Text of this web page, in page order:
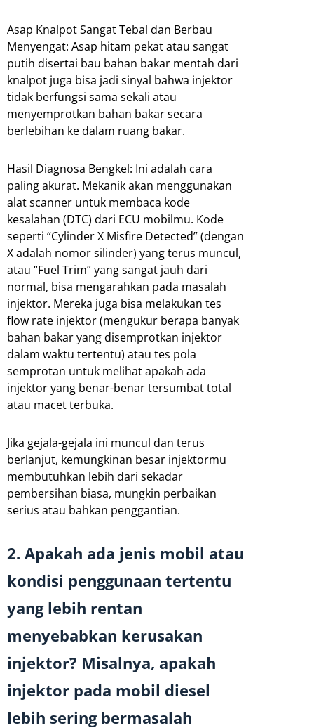
Asap Knalpot Sangat Tebal dan Berbau
Menyengat: Asap hitam pekat atau sangat
putih disertai bau bahan bakar mentah dari
knalpot juga bisa jadi sinyal bahwa injektor
tidak berfungsi sama sekali atau
menyemprotkan bahan bakar secara
berlebihan ke dalam ruang bakar.
Hasil Diagnosa Bengkel: Ini adalah cara
paling akurat. Mekanik akan menggunakan
alat scanner untuk membaca kode
kesalahan (DTC) dari ECU mobilmu. Kode
seperti “Cylinder X Misfire Detected” (dengan
X adalah nomor silinder) yang terus muncul,
atau “Fuel Trim” yang sangat jauh dari
normal, bisa mengarahkan pada masalah
injektor. Mereka juga bisa melakukan tes
flow rate injektor (mengukur berapa banyak
bahan bakar yang disemprotkan injektor
dalam waktu tertentu) atau tes pola
semprotan untuk melihat apakah ada
injektor yang benar-benar tersumbat total
atau macet terbuka.
Jika gejala-gejala ini muncul dan terus
berlanjut, kemungkinan besar injektormu
membutuhkan lebih dari sekadar
pembersihan biasa, mungkin perbaikan
serius atau bahkan penggantian.
2. Apakah ada jenis mobil atau
kondisi penggunaan tertentu
yang lebih rentan
menyebabkan kerusakan
injektor? Misalnya, apakah
injektor pada mobil diesel
lebih sering bermasalah